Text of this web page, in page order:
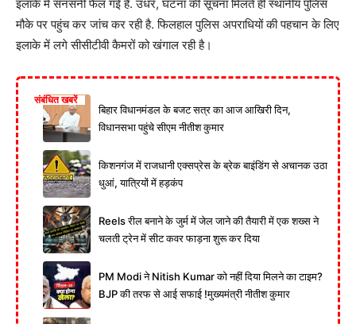
इलाके में सनसनी फैल गई है. उधर, घटना की सूचना मिलते ही स्थानीय पुलिस
मौके पर पहुंच कर जांच कर रही है. फिलहाल पुलिस अपराधियों की पहचान के लिए
इलाके में लगे सीसीटीवी कैमरों को खंगाल रही है।
संबंधित खबरें
बिहार विधानमंडल के बजट सत्र का आज आखिरी दिन,
विधानसभा पहुंचे सीएम नीतीश कुमार
किशनगंज में राजधानी एक्सप्रेस के ब्रेक बाइंडिंग से अचानक उठा
धुआं, यात्रियों में हड़कंप
Reels रील बनाने के जुर्म में जेल जाने की तैयारी में एक शख्स ने
चलती ट्रेन में सीट कवर फाड़ना शुरू कर दिया
PM Modi ने Nitish Kumar को नहीं दिया मिलने का टाइम?
BJP की तरफ से आई सफाई !मुख्यमंत्री नीतीश कुमार